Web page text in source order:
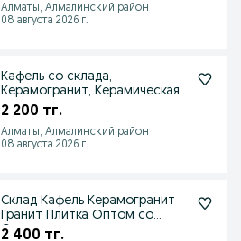
Алматы, Алмалинский район
08 августа 2026 г.
Кафель со склада,
Керамогранит, Керамическая
плитка
2 200 тг.
Алматы, Алмалинский район
08 августа 2026 г.
Склад Кафель Керамогранит
Гранит Плитка Оптом со
Склада
2 400 тг.